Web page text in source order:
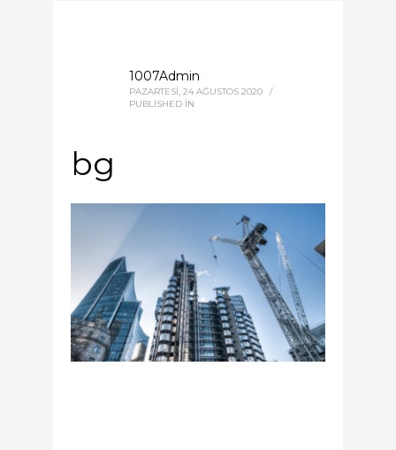
1007Admin
PAZARTESI, 24 AĞUSTOS 2020
/
PUBLISHED IN
bg